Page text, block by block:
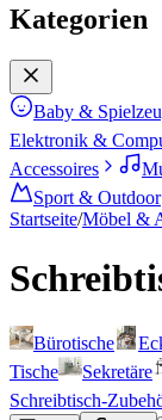
Kategorien
Baby &
Elektronik &
Accessoires
Sport & Outdoor
Startseite/Möbel &
Bürotische
Tische
Sekretäre
Schreibtisch-